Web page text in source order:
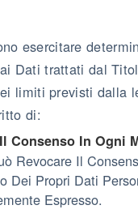
esercitare
Dati trattati dal
limiti previsti dalla
di:
Consenso In Ogni
Revocare Il
Dei Propri Dati
Espresso.